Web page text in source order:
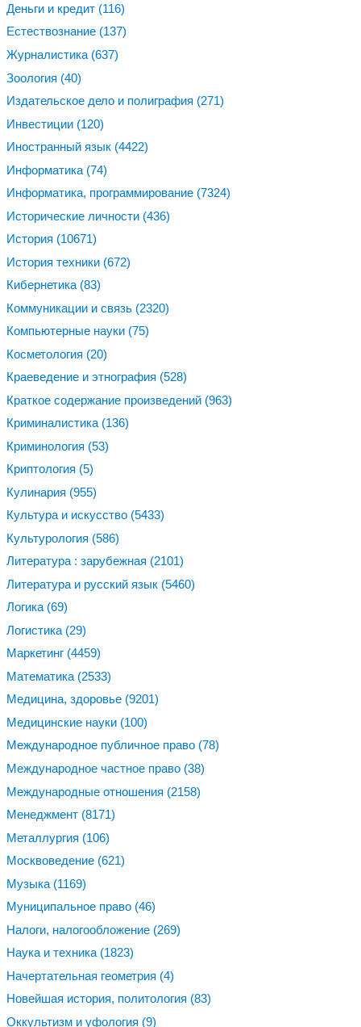
Деньги и кредит (116)
Естествознание (137)
Журналистика (637)
Зоология (40)
Издательское дело и полиграфия (271)
Инвестиции (120)
Иностранный язык (4422)
Информатика (74)
Информатика, программирование (7324)
Исторические личности (436)
История (10671)
История техники (672)
Кибернетика (83)
Коммуникации и связь (2320)
Компьютерные науки (75)
Косметология (20)
Краеведение и этнография (528)
Краткое содержание произведений (963)
Криминалистика (136)
Криминология (53)
Криптология (5)
Кулинария (955)
Культура и искусство (5433)
Культурология (586)
Литература : зарубежная (2101)
Литература и русский язык (5460)
Логика (69)
Логистика (29)
Маркетинг (4459)
Математика (2533)
Медицина, здоровье (9201)
Медицинские науки (100)
Международное публичное право (78)
Международное частное право (38)
Международные отношения (2158)
Менеджмент (8171)
Металлургия (106)
Москвоведение (621)
Музыка (1169)
Муниципальное право (46)
Налоги, налогообложение (269)
Наука и техника (1823)
Начертательная геометрия (4)
Новейшая история, политология (83)
Оккультизм и уфология (9)